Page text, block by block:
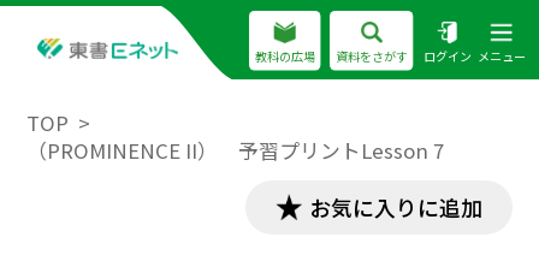
教科の広場 資料をさがす ログイン メニュー
TOP
（PROMINENCE II） 予習プリントLesson 7
お気に入りに追加